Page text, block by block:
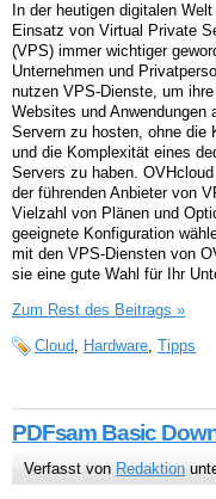
In der heutigen digitalen
Einsatz von Virtual Private
(VPS) immer wichtiger
Unternehmen und
nutzen VPS-Dienste, um ihre
Websites und Anwendungen
Servern zu hosten, ohne die
und die Komplexität eines
Servers zu haben.
der führenden Anbieter von
Vielzahl von Plänen und
geeignete Konfiguration
mit den VPS-Diensten von
sie eine gute Wahl für Ihr
Zum Rest des Beitrags »
Cloud Hardware Tipps
PDFsam Basic
Verfasst von Redaktion